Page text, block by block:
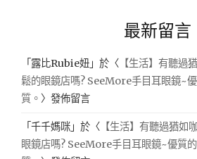
最新留言
「 露比Rubie妞 」於〈 【生活】有聽過
鬆的眼鏡店嗎? SeeMore手目耳眼鏡~
質。 〉發佈留言
「千千媽咪 」於〈 【生活】有聽過猶如
眼鏡店嗎? SeeMore手目耳眼鏡~優質